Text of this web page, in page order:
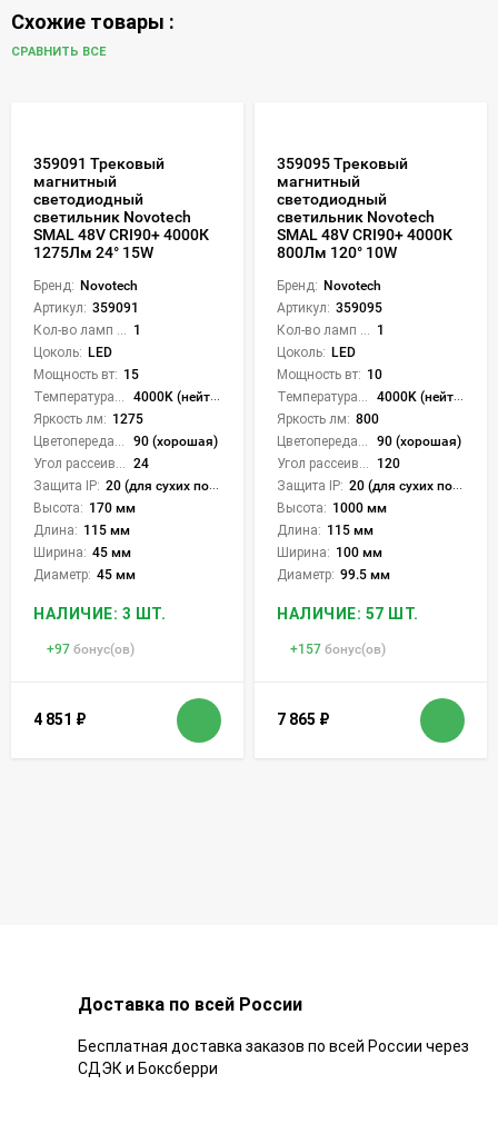
Схожие товары :
СРАВНИТЬ ВСЕ
359091 Трековый
магнитный
светодиодный
светильник Novotech
SMAL 48V CRI90+ 4000К
1275Лм 24° 15W
Бренд: Novotech
Артикул: 359091
1
Цоколь: LED
Мощность вт: 15
4000K (нейтральный)
Яркость лм: 1275
90 (хорошая)
24
Защита IP: 20 (для сухих пом.)
Высота: 170 мм
Длина: 115 мм
Ширина: 45 мм
Диаметр: 45 мм
НАЛИЧИЕ: 3 ШТ.
+97 бонус(ов)
4 851 ₽
359095 Трековый
магнитный
светодиодный
светильник Novotech
SMAL 48V CRI90+ 4000К
800Лм 120° 10W
Бренд: Novotech
Артикул: 359095
1
Цоколь: LED
Мощность вт: 10
4000K (нейтральный)
Яркость лм: 800
90 (хорошая)
120
Защита IP: 20 (для сухих пом.)
Высота: 1000 мм
Длина: 115 мм
Ширина: 100 мм
Диаметр: 99.5 мм
НАЛИЧИЕ: 57 ШТ.
+157 бонус(ов)
7 865 ₽
Доставка по всей России
Бесплатная доставка заказов по всей России через
СДЭК и Боксберри